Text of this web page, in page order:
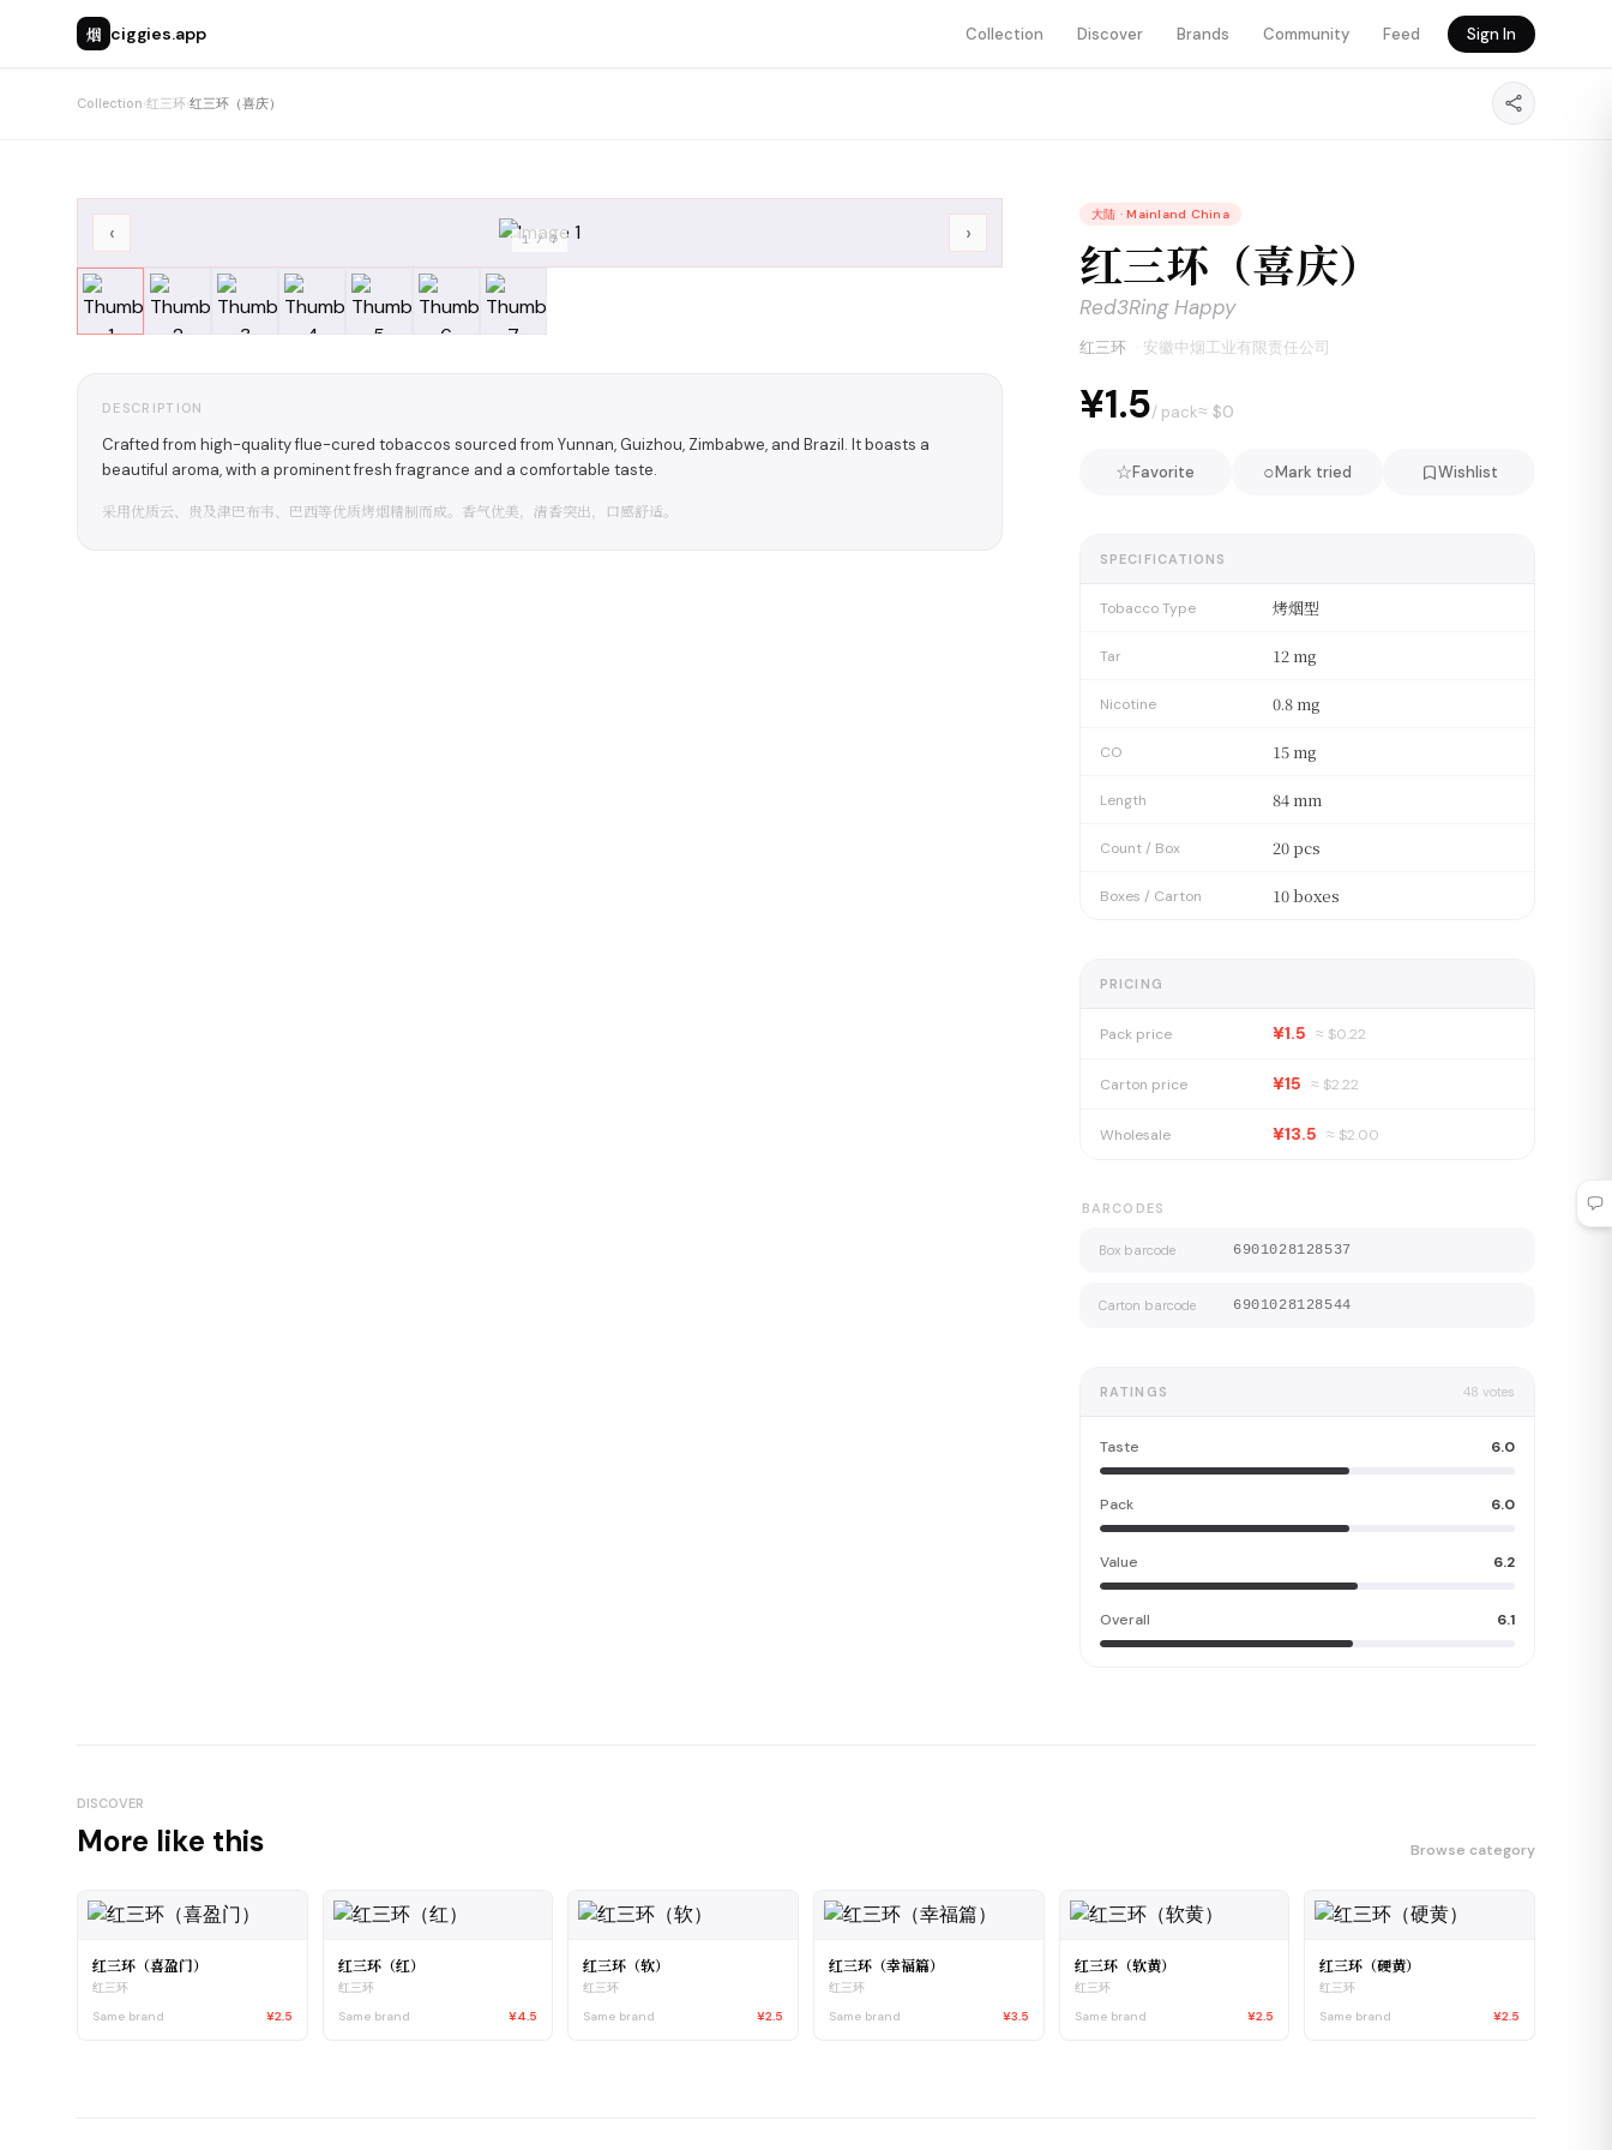
烟 ciggies.app Collection Discover Brands Community Feed Sign In
Collection›红三环›红三环（喜庆）
‹ ›
1/7
DESCRIPTION
Crafted from high-quality flue-cured tobaccos sourced from Yunnan, Guizhou, Zimbabwe, and Brazil. It boasts a
beautiful aroma, with a prominent fresh fragrance and a comfortable taste.
采用优质云、贵及津巴布韦、巴西等优质烤烟精制而成。香气优美，清香突出，口感舒适。
大陆 · Mainland China
红三环（喜庆）
Red3Ring Happy
红三环 · 安徽中烟工业有限责任公司
¥1.5/ pack≈ $0
☆Favorite ○Mark tried Wishlist
SPECIFICATIONS
Tobacco Type 烤烟型
Tar 12 mg
Nicotine 0.8 mg
CO 15 mg
Length 84 mm
Count / Box 20 pcs
Boxes / Carton 10 boxes
PRICING
Pack price ¥1.5 ≈ $0.22
Carton price ¥15 ≈ $2.22
Wholesale ¥13.5 ≈ $2.00
BARCODES
Box barcode 6901028128537
Carton barcode 6901028128544
RATINGS 48 votes
Taste 6.0
Pack 6.0
Value 6.2
Overall 6.1
DISCOVER
More like this Browse category
红三环（喜盈门）
红三环
Same brand
¥2.5
红三环（红）
红三环
Same brand
¥4.5
红三环（软）
红三环
Same brand
¥2.5
红三环（幸福篇）
红三环
Same brand
¥3.5
红三环（软黄）
红三环
Same brand
¥2.5
红三环（硬黄）
红三环
Same brand
¥2.5